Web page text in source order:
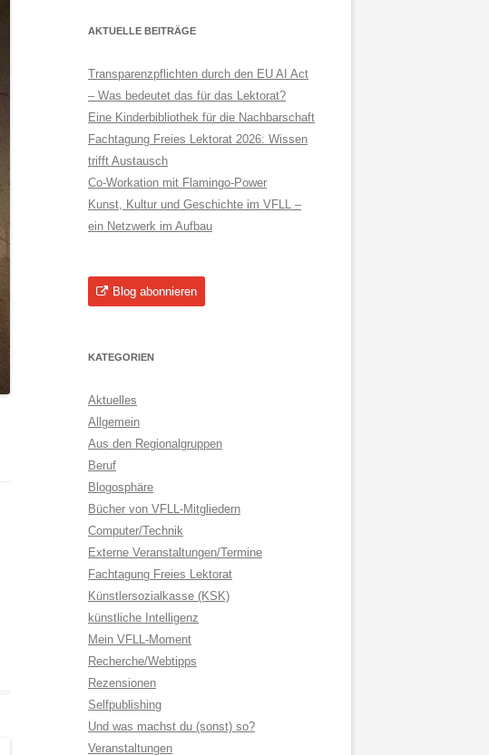
AKTUELLE BEITRÄGE
Transparenzpflichten durch den EU AI Act
– Was bedeutet das für das Lektorat?
Eine Kinderbibliothek für die Nachbarschaft
Fachtagung Freies Lektorat 2026: Wissen
trifft Austausch
Co-Workation mit Flamingo-Power
Kunst, Kultur und Geschichte im VFLL –
ein Netzwerk im Aufbau
Blog abonnieren
KATEGORIEN
Aktuelles
Allgemein
Aus den Regionalgruppen
Beruf
Blogosphäre
Bücher von VFLL-Mitgliedern
Computer/Technik
Externe Veranstaltungen/Termine
Fachtagung Freies Lektorat
Künstlersozialkasse (KSK)
künstliche Intelligenz
Mein VFLL-Moment
Recherche/Webtipps
Rezensionen
Selfpublishing
Und was machst du (sonst) so?
Veranstaltungen